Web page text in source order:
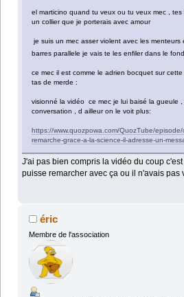
el marticino quand tu veux ou tu veux mec ,
un collier que je porterais avec amour
je suis un mec asser violent avec les menteurs
barres parallele je vais te les enfiler dans le
ce mec il est comme le adrien bocquet sur
tas de merde :
visionné la vidéo ce mec je lui baisé la gueule
conversation , d ailleur on le voit plus:
https://www.quozpowa.com/QuozTube/
remarche-grace-a-la-science-il-adresse-un-
J'ai pas bien compris la vidéo du coup
puisse remarcher avec ça ou il n'avais pas
éric
Membre de l'association